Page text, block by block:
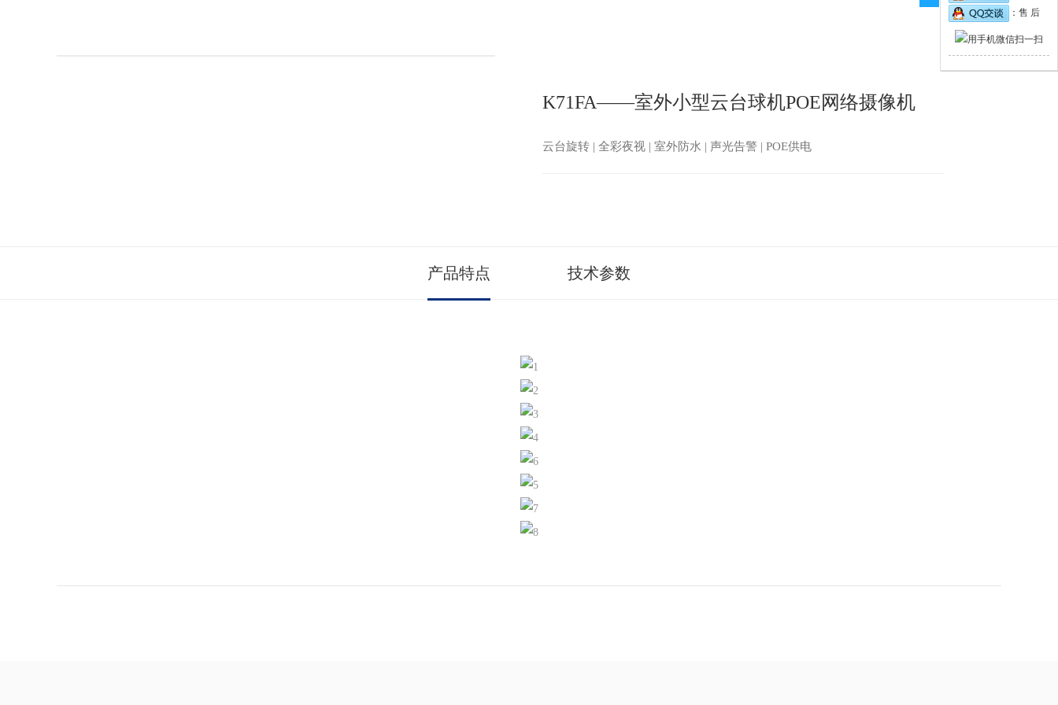
K71FA——室外小型云台球机POE网络摄像机
云台旋转 | 全彩夜视 | 室外防水 | 声光告警 | POE供电
产品特点 技术参数
：售 后